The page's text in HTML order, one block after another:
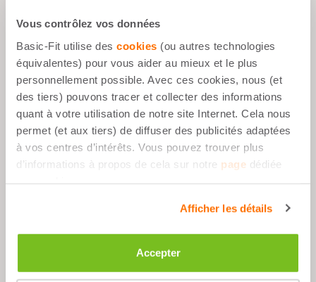
Vous contrôlez vos données
Basic-Fit utilise des cookies (ou autres technologies
équivalentes) pour vous aider au mieux et le plus
personnellement possible. Avec ces cookies, nous (et
des tiers) pouvons tracer et collecter des informations
quant à votre utilisation de notre site Internet. Cela nous
permet (et aux tiers) de diffuser des publicités adaptées
à vos centres d’intérêts. Vous pouvez trouver plus
d’informations à propos de cela sur notre page dédiée
Afficher les détails
Accepter
Avantages
Croissance Musculaire
Après le Sport
Collation Équilibrée
Faible en Sucre
Description